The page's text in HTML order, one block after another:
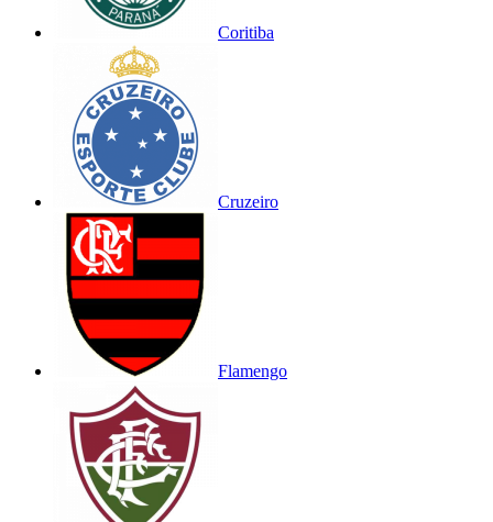
Coritiba
Cruzeiro
Flamengo